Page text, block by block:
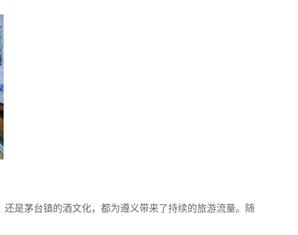
是茅台镇的酒文化，都为遵义带来了持续的旅游流量。随